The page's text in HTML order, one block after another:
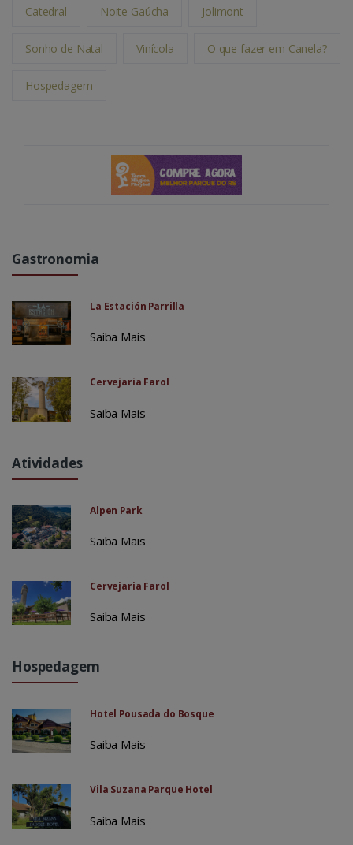
Catedral Noite Gaúcha Jolimont
Sonho de Natal Vinícola O que fazer em Canela?
Hospedagem
Gastronomia
La Estación Parrilla
Saiba Mais
Cervejaria Farol
Saiba Mais
Atividades
Alpen Park
Saiba Mais
Cervejaria Farol
Saiba Mais
Hospedagem
Hotel Pousada do Bosque
Saiba Mais
Vila Suzana Parque Hotel
Saiba Mais